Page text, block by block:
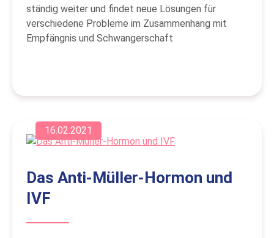
ständig weiter und findet neue Lösungen für
verschiedene Probleme im Zusammenhang mit
Empfängnis und Schwangerschaft
16.02.2021
Das Anti-Müller-Hormon und
IVF